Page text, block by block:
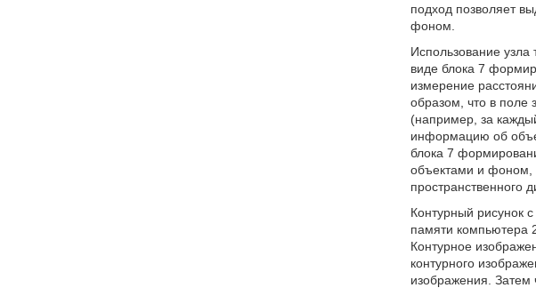
подход позволяет
фоном.
Использование узла
виде блока 7
измерение
образом, что в
(например, за
информацию об
блока 7
объектами и фоном,
пространственного
Контурный рисунок
памяти компьютера
Контурное
контурного
изображения. Затем